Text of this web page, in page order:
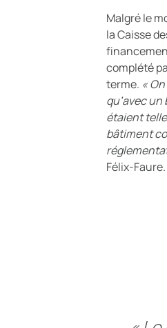
Malgré le
la Caisse
complété
terme. «
qu’avec
étaient
bâtiment
Félix-Faure.